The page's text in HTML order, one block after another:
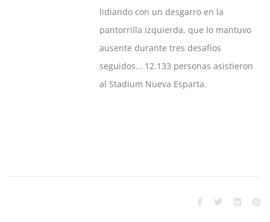
lidiando con un desgarro en la
pantorrilla izquierda, que lo mantuvo
ausente durante tres desafíos
seguidos… 12.133 personas asistieron
al Stadium Nueva Esparta.